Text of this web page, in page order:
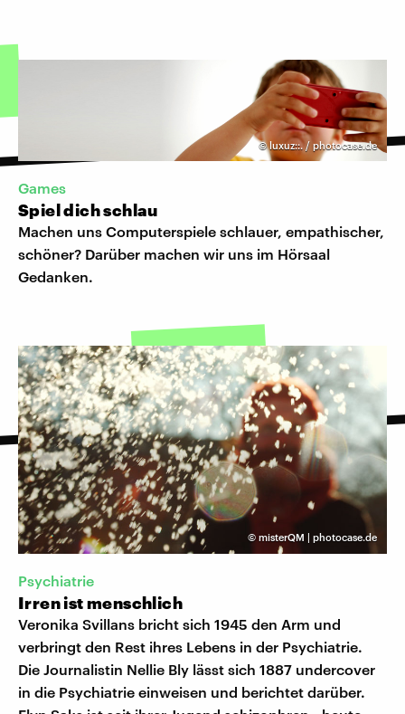
©luxuz::. / photocase.de
Games
Spiel dich schlau
Machen uns Computerspiele schlauer, empathischer,
schöner? Darüber machen wir uns im Hörsaal
Gedanken.
© misterQM | photocase.de
Psychiatrie
Irren ist menschlich
Veronika Svillans bricht sich 1945 den Arm und
verbringt den Rest ihres Lebens in der Psychiatrie.
Die Journalistin Nellie Bly lässt sich 1887 undercover
in die Psychiatrie einweisen und berichtet darüber.